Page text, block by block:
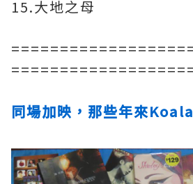
15.大地之母
同場加映，那些年來